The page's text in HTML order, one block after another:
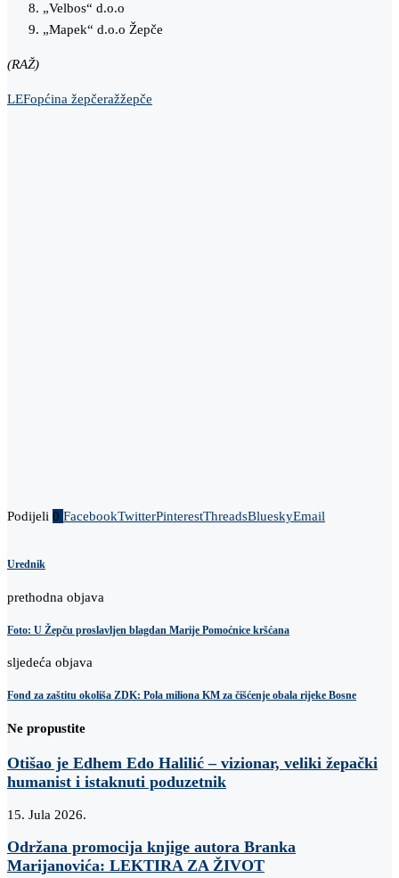
„Velbos“ d.o.o
„Mapek“ d.o.o Žepče
(RAŽ)
LEFopćina žepčeražžepče
Podijeli 0 FacebookTwitterPinterestThreadsBlueskyEmail
Urednik
prethodna objava
Foto: U Žepču proslavljen blagdan Marije Pomoćnice kršćana
sljedeća objava
Fond za zaštitu okoliša ZDK: Pola miliona KM za čišćenje obala rijeke Bosne
Ne propustite
Otišao je Edhem Edo Halilić – vizionar, veliki žepački
humanist i istaknuti poduzetnik
15. Jula 2026.
Održana promocija knjige autora Branka
Marijanovića: LEKTIRA ZA ŽIVOT